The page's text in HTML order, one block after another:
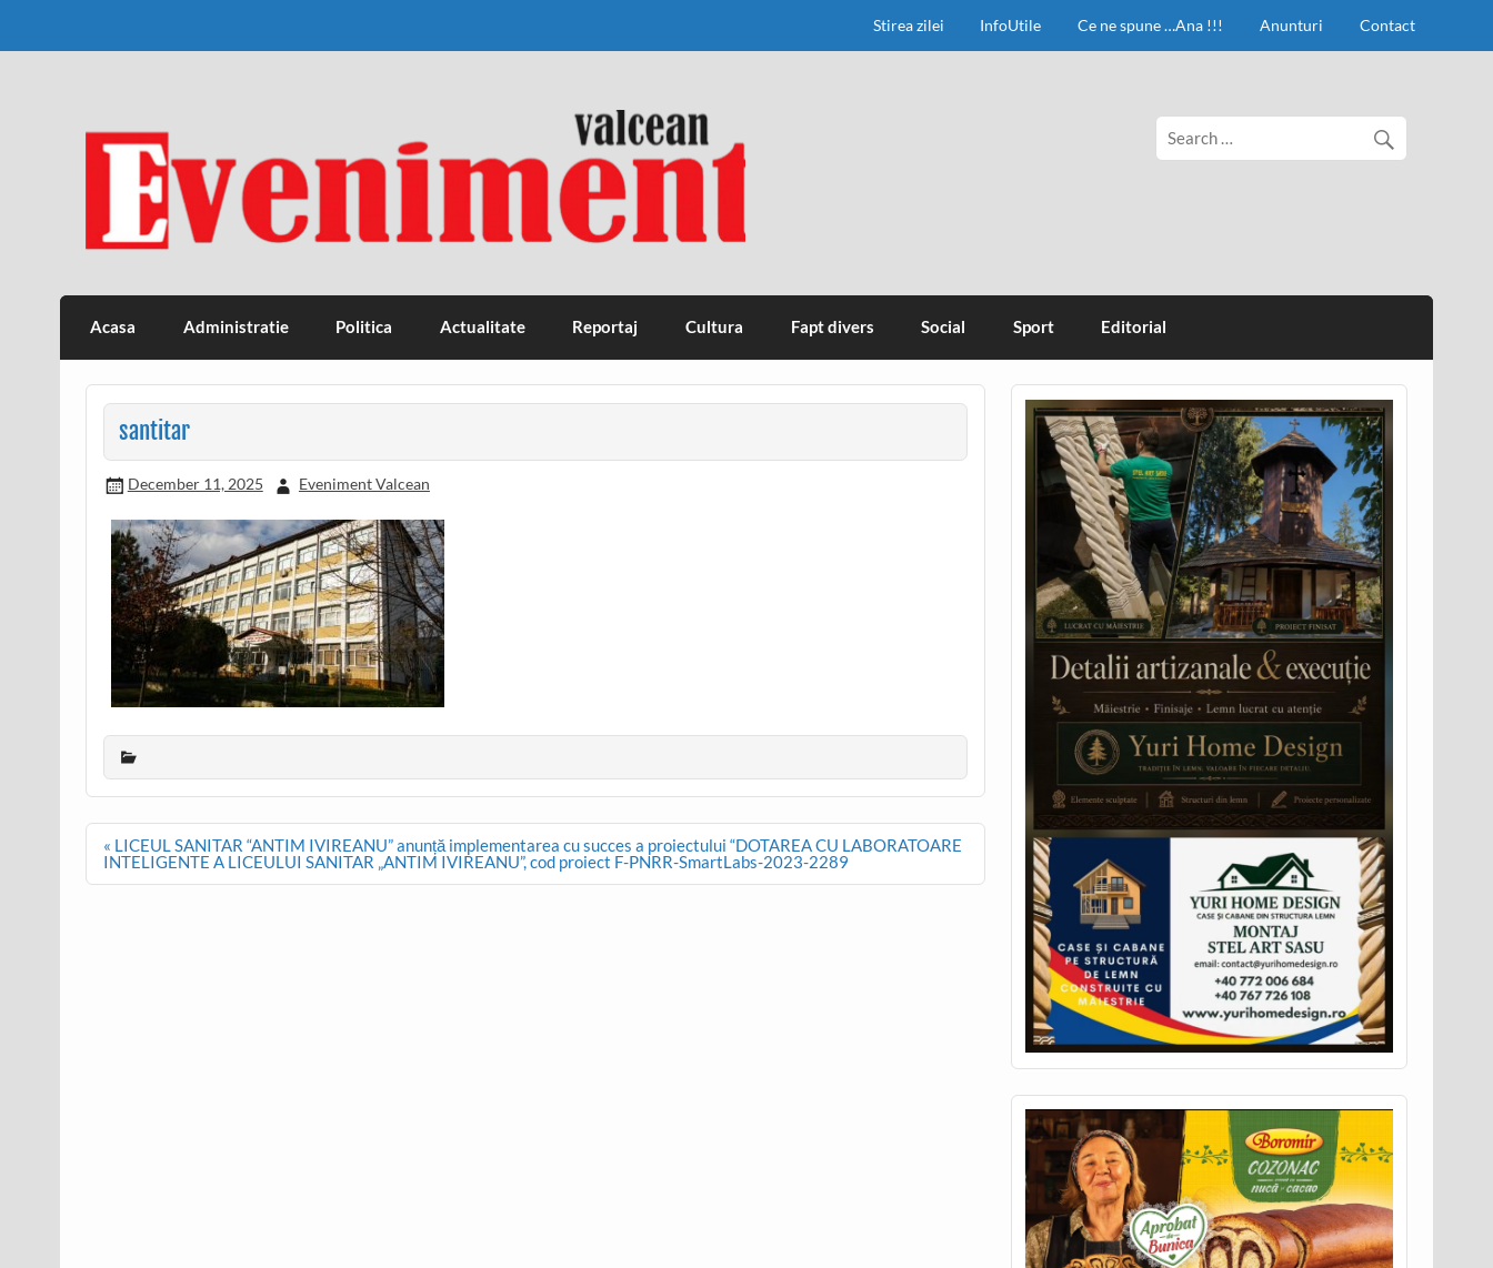
Stirea zilei InfoUtile Ce ne spune …Ana !!! Anunturi Contact
Eveniment Valcean
Acasa Administratie Politica Actualitate Reportaj Cultura Fapt divers Social Sport Editorial
santitar
December 11, 2025 Eveniment Valcean
Post
navigation
« LICEUL SANITAR “ANTIM IVIREANU” anunță implementarea cu succes a proiectului “DOTAREA CU LABORATOARE
INTELIGENTE A LICEULUI SANITAR „ANTIM IVIREANU”, cod proiect F-PNRR-SmartLabs-2023-2289